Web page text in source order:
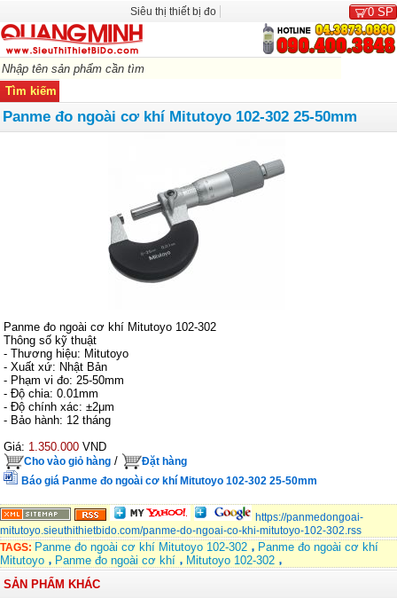
Siêu thị thiết bị đo 0 SP
Panme đo ngoài cơ khí Mitutoyo 102-302 25-50mm
Panme đo ngoài cơ khí Mitutoyo 102-302
Thông số kỹ thuật
- Thương hiệu: Mitutoyo
- Xuất xứ: Nhật Bản
- Phạm vi đo: 25-50mm
- Độ chia: 0.01mm
- Độ chính xác: ±2μm
- Bảo hành: 12 tháng
Giá: 1.350.000 VND
Cho vào giỏ hàng /
Đặt hàng
Báo giá Panme đo ngoài cơ khí Mitutoyo 102-302 25-50mm
https://panmedongoai-
mitutoyo.sieuthithietbido.com/panme-do-ngoai-co-khi-mitutoyo-102-302.rss
TAGS: Panme đo ngoài cơ khí Mitutoyo 102-302
Panme đo ngoài cơ khí
Mitutoyo
Panme đo ngoài cơ khí
Mitutoyo 102-302
SẢN PHẨM KHÁC